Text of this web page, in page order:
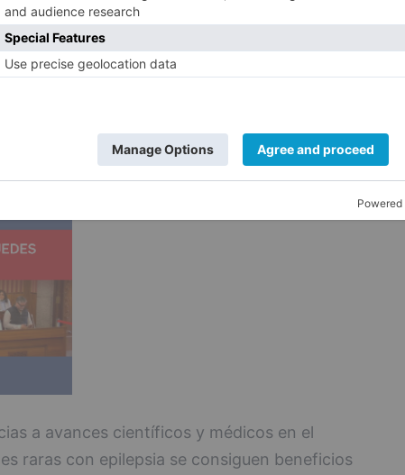
de las encefalopatías epilépticas.
constituyen un conjunto de síndromes
grado de afectación y mortalidad con una
en la que el control de la enfermedad es
a avances científicos y médicos en el
raras con epilepsia se consiguen beneficios